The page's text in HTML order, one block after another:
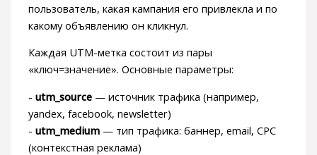
пользователь, какая кампания его привлекла и по
какому объявлению он кликнул.
Каждая UTM-метка состоит из пары
«ключ=значение». Основные параметры:
- utm_source— источник трафика (например,
yandex, facebook, newsletter)
- utm_medium— тип трафика: баннер, email, CPC
(контекстная реклама)